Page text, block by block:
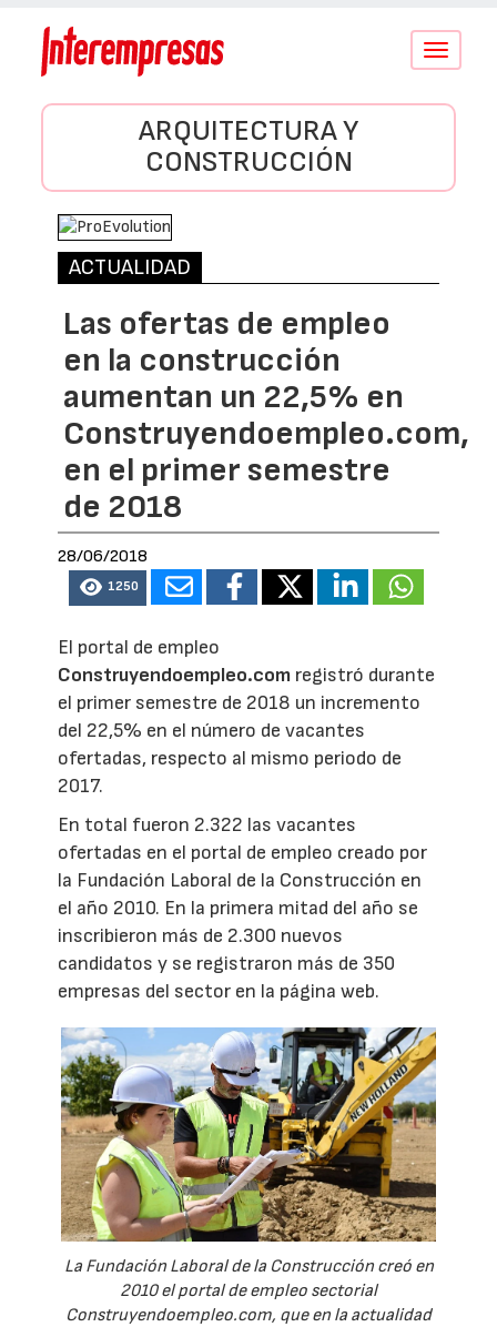
Conmutar
ARQUITECTURA Y
CONSTRUCCIÓN
ACTUALIDAD
Las ofertas de empleo
en la construcción
aumentan un 22,5% en
Construyendoempleo.com,
en el primer semestre
de 2018
28/06/2018
1250
El portal de empleo
Construyendoempleo.com registró durante
el primer semestre de 2018 un incremento
del 22,5% en el número de vacantes
ofertadas, respecto al mismo periodo de
2017.
En total fueron 2.322 las vacantes
ofertadas en el portal de empleo creado por
la Fundación Laboral de la Construcción en
el año 2010. En la primera mitad del año se
inscribieron más de 2.300 nuevos
candidatos y se registraron más de 350
empresas del sector en la página web.
La Fundación Laboral de la Construcción creó en
2010 el portal de empleo sectorial
Construyendoempleo.com, que en la actualidad